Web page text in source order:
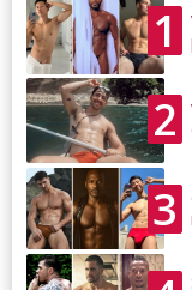
1
2
3